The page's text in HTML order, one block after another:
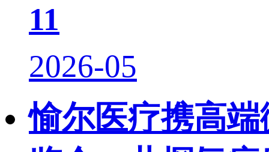
11
2026-05
愉尔医疗携高